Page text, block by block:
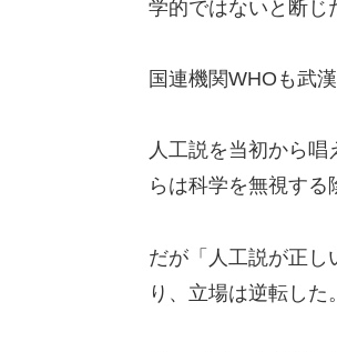
学的ではないと断じ
国連機関WHOも武
人工説を当初から
らは科学を無視する
だが「人工説が正し
り、立場は逆転した。